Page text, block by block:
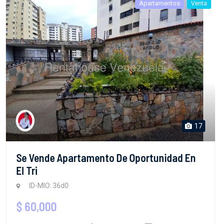
Apartamentos Venta
17
Se Vende Apartamento De Oportunidad En
El Tri
ID-MIO: 36d0
$ 60,000